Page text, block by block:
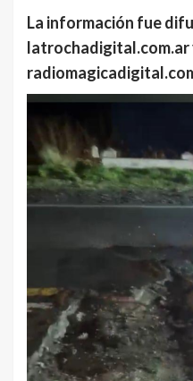
La información fue
latrochadigital.com.ar